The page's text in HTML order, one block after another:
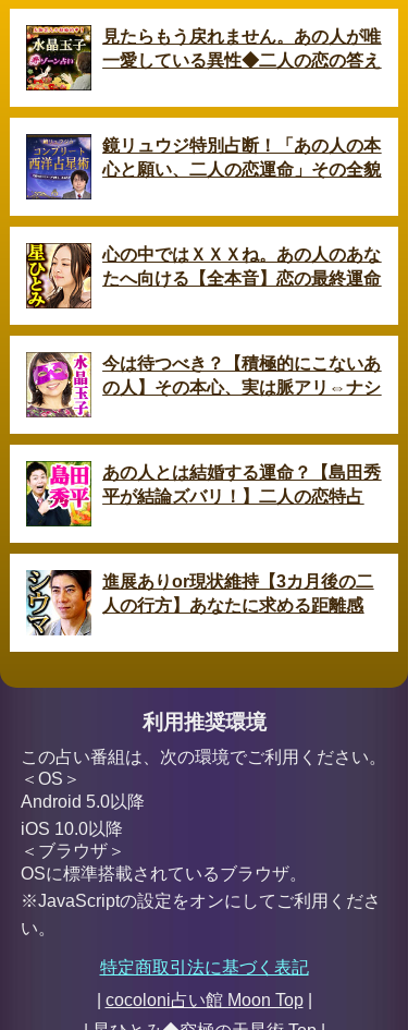
見たらもう戻れません。あの人が唯
一愛している異性◆二人の恋の答え
鏡リュウジ特別占断！「あの人の本
心と願い、二人の恋運命」その全貌
心の中ではＸＸＸね。あの人のあな
たへ向ける【全本音】恋の最終運命
今は待つべき？【積極的にこないあ
の人】その本心、実は脈アリ⇔ナシ
あの人とは結婚する運命？【島田秀
平が結論ズバリ！】二人の恋特占
進展ありor現状維持【3カ月後の二
人の行方】あなたに求める距離感
利用推奨環境
この占い番組は、次の環境でご利用ください。
＜OS＞
Android 5.0以降
iOS 10.0以降
＜ブラウザ＞
OSに標準搭載されているブラウザ。
※JavaScriptの設定をオンにしてご利用くださ
い。
特定商取引法に基づく表記
cocoloni占い館 Moon Top|